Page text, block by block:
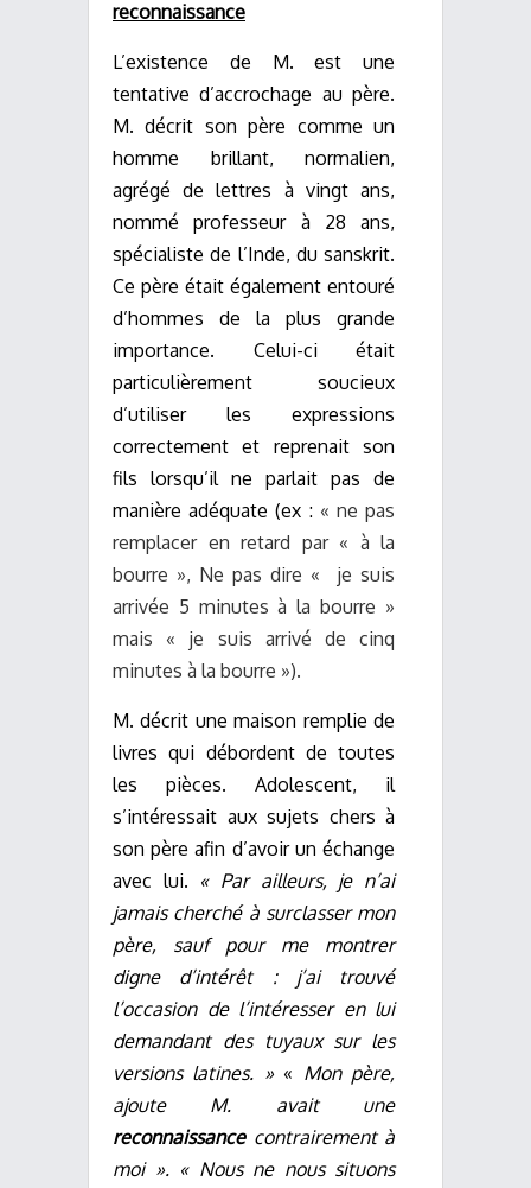
reconnaissance
L’existence de M. est une
tentative d’accrochage au père.
M. décrit son père comme un
homme brillant, normalien,
agrégé de lettres à vingt ans,
nommé professeur à 28 ans,
spécialiste de l’Inde, du sanskrit.
Ce père était également entouré
d’hommes de la plus grande
importance. Celui-ci était
particulièrement soucieux
d’utiliser les expressions
correctement et reprenait son
fils lorsqu’il ne parlait pas de
manière adéquate (ex : « ne pas
remplacer en retard par « à la
bourre », Ne pas dire « je suis
arrivée 5 minutes à la bourre »
mais « je suis arrivé de cinq
minutes à la bourre »).
M. décrit une maison remplie de
livres qui débordent de toutes
les pièces. Adolescent, il
s’intéressait aux sujets chers à
son père afin d’avoir un échange
avec lui. « Par ailleurs, je n’ai
jamais cherché à surclasser mon
père, sauf pour me montrer
digne d’intérêt : j’ai trouvé
l’occasion de l’intéresser en lui
demandant des tuyaux sur les
versions latines. » « Mon père,
ajoute M. avait une
reconnaissance contrairement à
moi ». « Nous ne nous situons